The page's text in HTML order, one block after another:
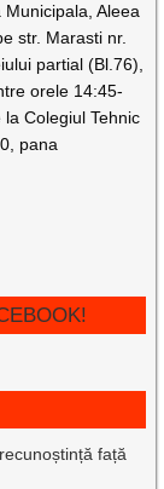
Aleea
str. Marasti nr.
partial (Bl.76),
orele 14:45-
Colegiul Tehnic
pana
față